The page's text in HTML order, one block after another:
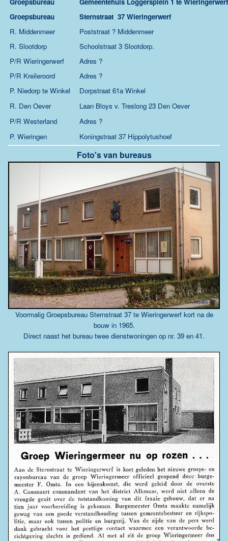
Groepsbureau
Sternstraat 37 Wieringerwerf
R. Middenmeer
Poststraat ? Middenmeer
R. Slootdorp
Schoolstraat 3 Slootdorp.
P/R Wieringerwerf
Adres ?
P/R Kreileroord
Adres ?
P. Niedorp te Winkel
Dorpstraat 61a Winkel
R. Den Oever
Laan Bloys v. Treslong 23 Den Oever
P/R Westerland
Adres ?
P. Wieringen
Koningstraat 37 Hippolytushoef
Foto's van bureaus
Voormalig Groepsbureau Sternstraat 37 te Wieringerwerf kort na de
bouw in 1965.
Direct naast het bureau twee dienstwoningen op nr. 39 en 41.